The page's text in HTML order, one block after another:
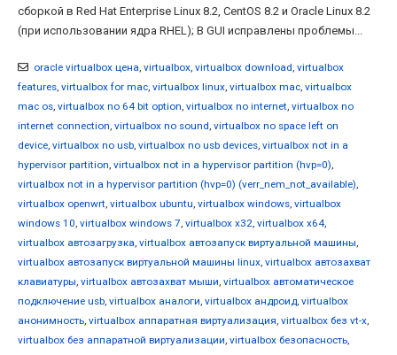
сборкой в Red Hat Enterprise Linux 8.2, CentOS 8.2 и Oracle Linux 8.2
(при использовании ядра RHEL); В GUI исправлены проблемы...
oracle virtualbox цена, virtualbox, virtualbox download, virtualbox
features, virtualbox for mac, virtualbox linux, virtualbox mac, virtualbox
mac os, virtualbox no 64 bit option, virtualbox no internet, virtualbox no
internet connection, virtualbox no sound, virtualbox no space left on
device, virtualbox no usb, virtualbox no usb devices, virtualbox not in a
hypervisor partition, virtualbox not in a hypervisor partition (hvp=0),
virtualbox not in a hypervisor partition (hvp=0) (verr_nem_not_available),
virtualbox openwrt, virtualbox ubuntu, virtualbox windows, virtualbox
windows 10, virtualbox windows 7, virtualbox x32, virtualbox x64,
virtualbox автозагрузка, virtualbox автозапуск виртуальной машины,
virtualbox автозапуск виртуальной машины linux, virtualbox автозахват
клавиатуры, virtualbox автозахват мыши, virtualbox автоматическое
подключение usb, virtualbox аналоги, virtualbox андроид, virtualbox
анонимность, virtualbox аппаратная виртуализация, virtualbox без vt-x,
virtualbox без аппаратной виртуализации, virtualbox безопасность,